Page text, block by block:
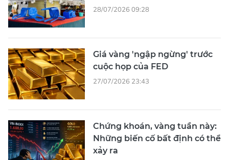
28/07/2026 09:28
Giá vàng 'ngập ngừng' trước
cuộc họp của FED
27/07/2026 23:43
Chứng khoán, vàng tuần này:
Những biến cố bất định có thể
xảy ra